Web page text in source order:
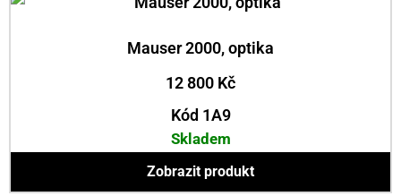
Mauser 2000, optika
12 800 Kč
Kód 1A9
Skladem
Zobrazit produkt